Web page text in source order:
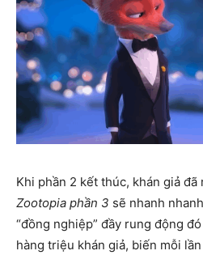
Khi phần 2 kết thúc, khán giả
Zootopia phần 3 sẽ nhanh
“đồng nghiệp” đầy rung động
hàng triệu khán giả, biến mỗi